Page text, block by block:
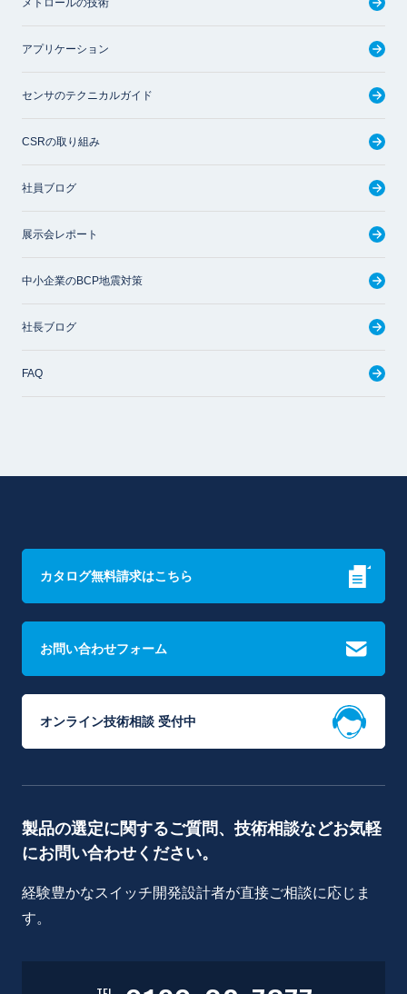
メトロールの技術
アプリケーション
センサのテクニカルガイド
CSRの取り組み
社員ブログ
展示会レポート
中小企業のBCP地震対策
社長ブログ
FAQ
カタログ無料請求はこちら
お問い合わせフォーム
オンライン技術相談 受付中
製品の選定に関するご質問、技術相談などお気軽
にお問い合わせください。
経験豊かなスイッチ開発設計者が直接ご相談に応じま
す。